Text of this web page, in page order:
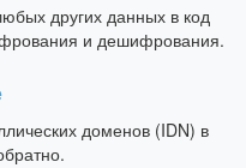
других данных в код
и дешифрования.
доменов (IDN) в